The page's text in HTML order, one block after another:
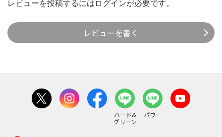
レビューを投稿するには ログインが必要です。
レビューを書く
ハード&
グリーン
パワー